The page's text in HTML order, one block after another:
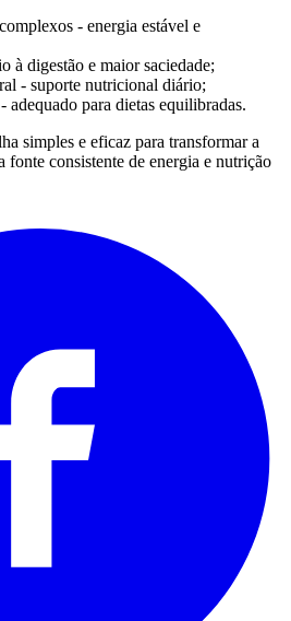
- energia estável e
à digestão e maior saciedade;
- suporte nutricional diário;
adequado para dietas equilibradas.
simples e eficaz para transformar a
fonte consistente de energia e nutrição